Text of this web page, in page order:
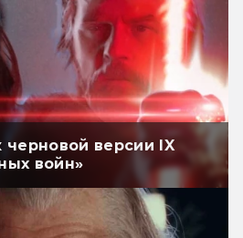
версии IX
войн»